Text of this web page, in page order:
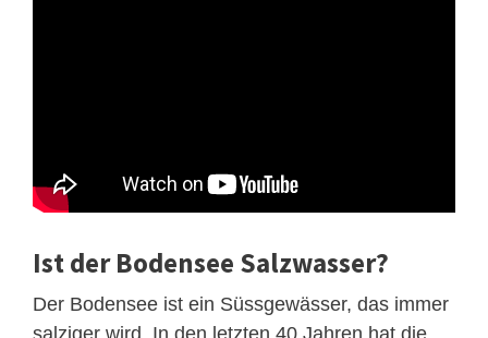
Ist der Bodensee Salzwasser?
Der Bodensee ist ein Süssgewässer, das immer
salziger wird. In den letzten 40 Jahren hat die